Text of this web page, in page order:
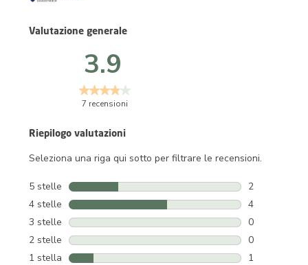
Riepilogo valutazioni
Seleziona una riga qui sotto per filtrare le recensioni.
5 stelle stelle
2
2 recensioni
4 stelle stelle
4
4 recensioni
3 stelle stelle
0
0 recensioni
2 stelle stelle
0
0 recensioni
1 stella stelle
1
Valutazione generale
3.9
7 recensioni